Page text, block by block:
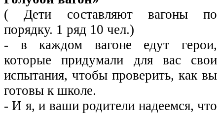
( Дети составляют вагоны по
порядку. 1 ряд 10 чел.)
- в каждом вагоне едут герои,
которые придумали для вас свои
испытания, чтобы проверить, как вы
готовы к школе.
- И я, и ваши родители надеемся, что